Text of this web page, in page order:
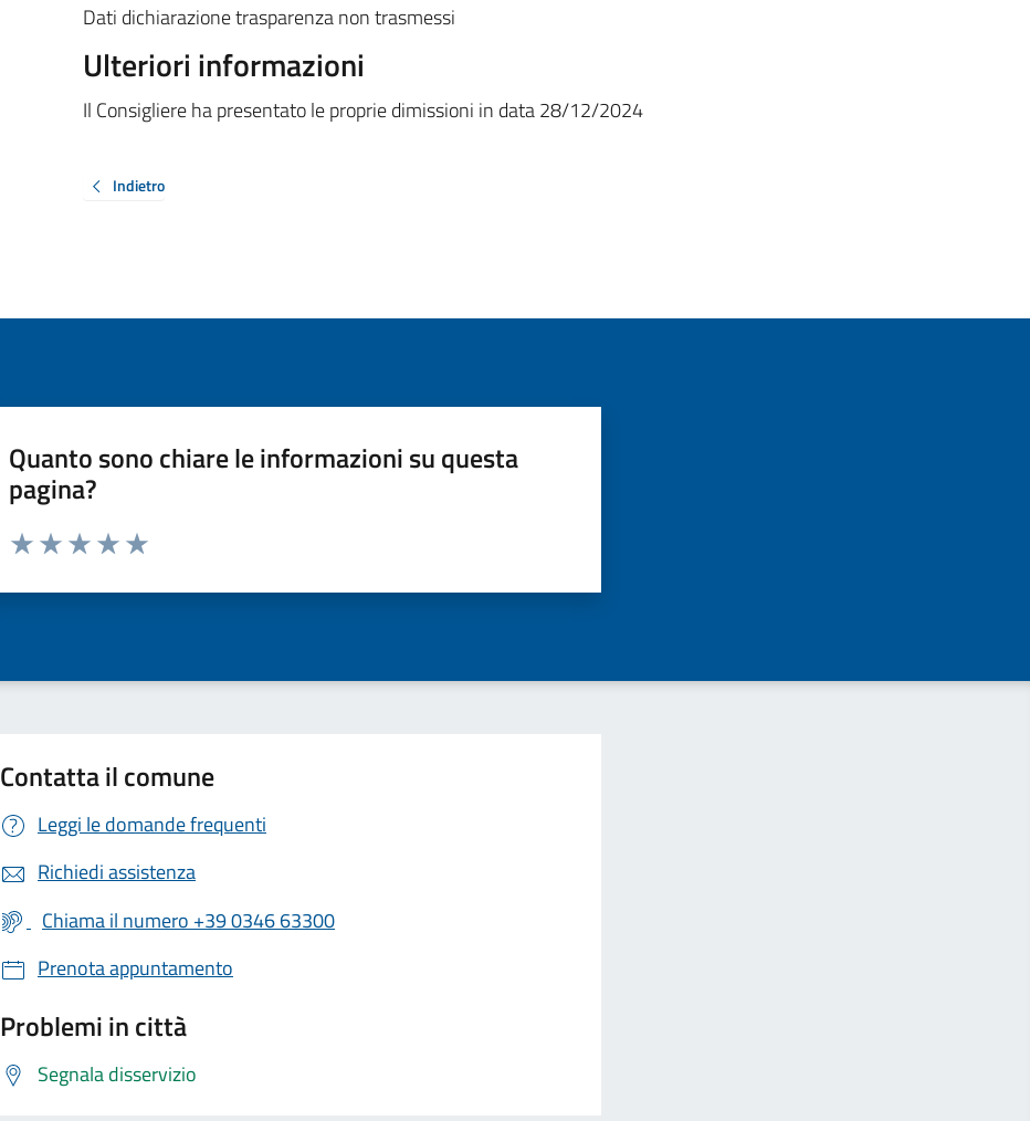
Dati dichiarazione trasparenza non trasmessi
Ulteriori informazioni
Il Consigliere ha presentato le proprie dimissioni in data 28/12/2024
Indietro
Quanto sono chiare le informazioni su questa
pagina?
Valuta da 1 a 5 stelle la pagina
Contatta il comune
Leggi le domande frequenti
Richiedi assistenza
Chiama il numero +39 0346 63300
Prenota appuntamento
Problemi in città
Segnala disservizio